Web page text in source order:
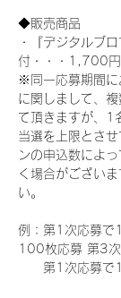
◆販売商品
・『デジタルブ
付・・・1,700
※同一応募期間に
に関しまして、
て頂きますが、1
当選を上限とさ
ンの申込数によ
く場合がござい
い。
例：第1次応募で
100枚応募 第3
第1次応募で